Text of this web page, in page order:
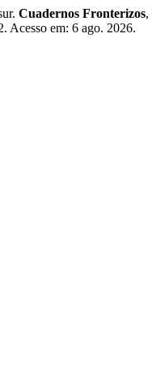
Cuadernos Fronterizos,
Acesso em: 6 ago. 2026.